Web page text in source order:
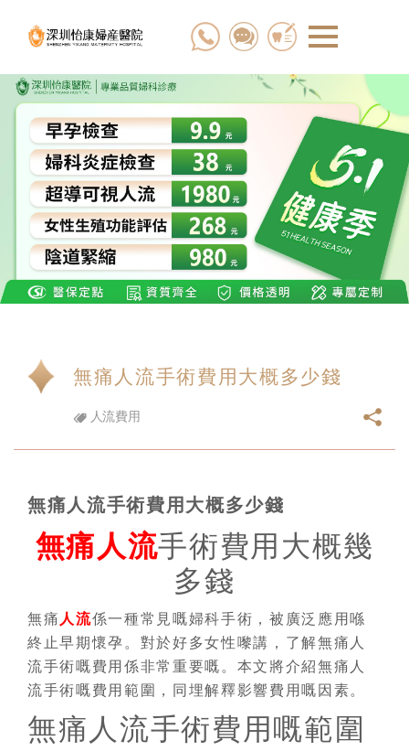
無痛人流手術費用大概多少錢
人流費用
無痛人流手術費用大概多少錢
無痛人流手術費用大概幾
多錢
無痛 人流係一種常見嘅婦科手術，被廣泛應用喺
終止早期懷孕。對於好多女性嚟講，了解無痛人
流手術嘅費用係非常重要嘅。本文將介紹無痛人
流手術嘅費用範圍，同埋解釋影響費用嘅因素。
無痛人流手術費用嘅範圍